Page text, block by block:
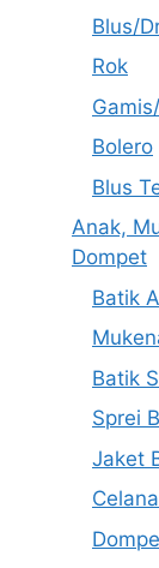
Blus/
Rok
Bolero
Blus
Anak,
Dompet
Batik
Batik
Sprei
Jaket